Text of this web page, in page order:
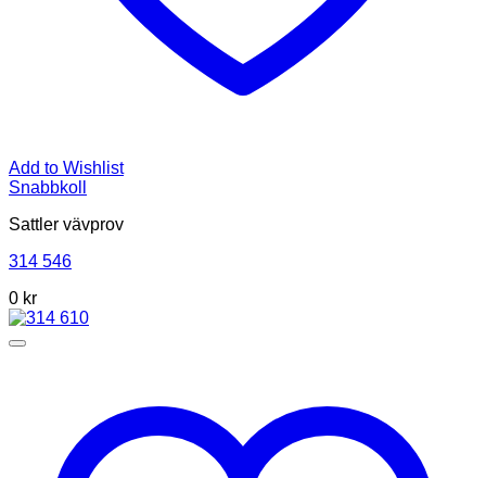
Add to Wishlist
Snabbkoll
Sattler vävprov
314 546
0 kr